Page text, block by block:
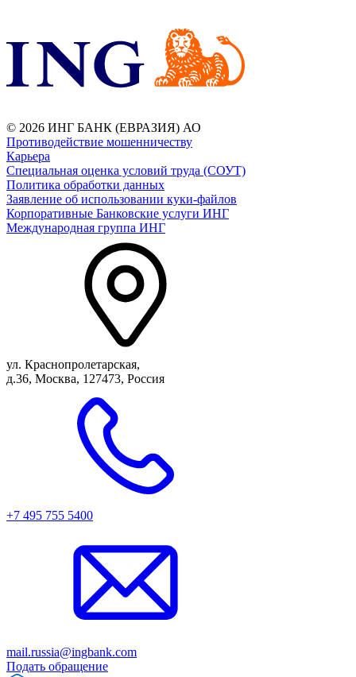
© 2026 ИНГ БАНК (ЕВРАЗИЯ) АО
Противодействие мошенничеству
Карьера
Специальная оценка условий труда (СОУТ)
Политика обработки данных
Заявление об использовании куки-файлов
Корпоративные Банковские услуги ИНГ
Международная группа ИНГ
ул. Краснопролетарская,
д.36, Москва, 127473, Россия
+7 495 755 5400
mail.russia@ingbank.com
Подать обращение